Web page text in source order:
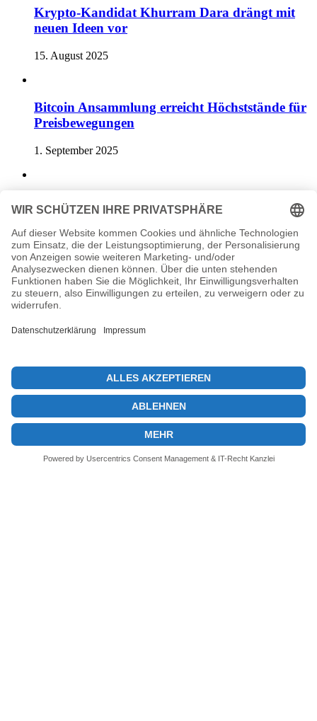
Krypto-Kandidat Khurram Dara drängt mit
neuen Ideen vor
15. August 2025
Bitcoin Ansammlung erreicht Höchststände für
Preisbewegungen
1. September 2025
Ethereum-Preis: Kann er auf 4.000 $
zurückkehren?
15. Juni 2025
Previous post
Telefonbetrug mit Bitcoin: So schützen Sie sich richtig
© 2026 KryptoInsights.de
ImpressumDatenschutz